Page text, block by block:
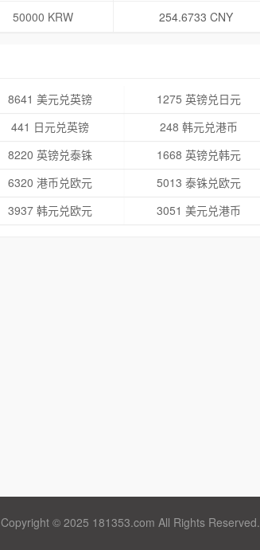
50000 KRW 254.6733 CNY
8641 美元兑英镑
1275 英镑兑日元
441 日元兑英镑
248 韩元兑港币
8220 英镑兑泰铢
1668 英镑兑韩元
6320 港币兑欧元
5013 泰铢兑欧元
3937 韩元兑欧元 3051 美元兑港币
Copyright © 2025 181353.com All Rights Reserved.